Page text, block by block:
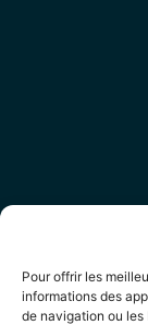
Pour offrir les
informations des
de navigation ou les